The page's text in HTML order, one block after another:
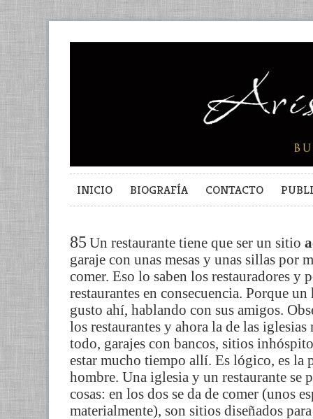
INICIO BIOGRAFÍA CONTACTO
85 Un restaurante tiene que ser un sitio
garaje con unas mesas y unas sillas por
comer. Eso lo saben los restauradores y
restaurantes en consecuencia. Porque
gusto ahí, hablando con sus amigos.
los restaurantes y ahora la de las iglesias
todo, garajes con bancos, sitios
estar mucho tiempo allí. Es lógico, es la
hombre. Una iglesia y un restaurante se
cosas: en los dos se da de comer (unos
materialmente), son sitios diseñados